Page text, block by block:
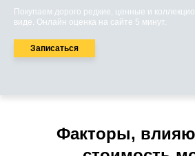
Покупаем дорого редкие, ценные и
виде. Онлайн оценка на сайте 5 минут.
Записаться
Факторы,